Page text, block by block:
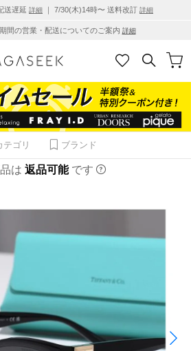
送遅延 詳細 ｜ 7/30(木)14時〜 送料改訂 詳細
間の営業・配送についてのご案内 詳細
テゴリ ブランド
は 返品可能 です